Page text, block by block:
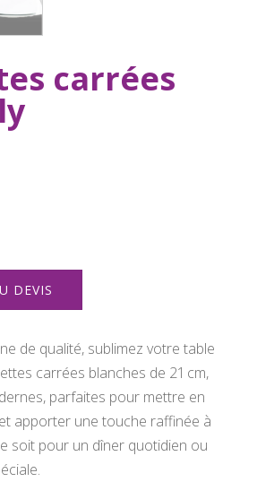
carrées
DEVIS
de qualité, sublimez votre table
carrées blanches de 21 cm,
parfaites pour mettre en
apporter une touche raffinée à
soit pour un dîner quotidien ou